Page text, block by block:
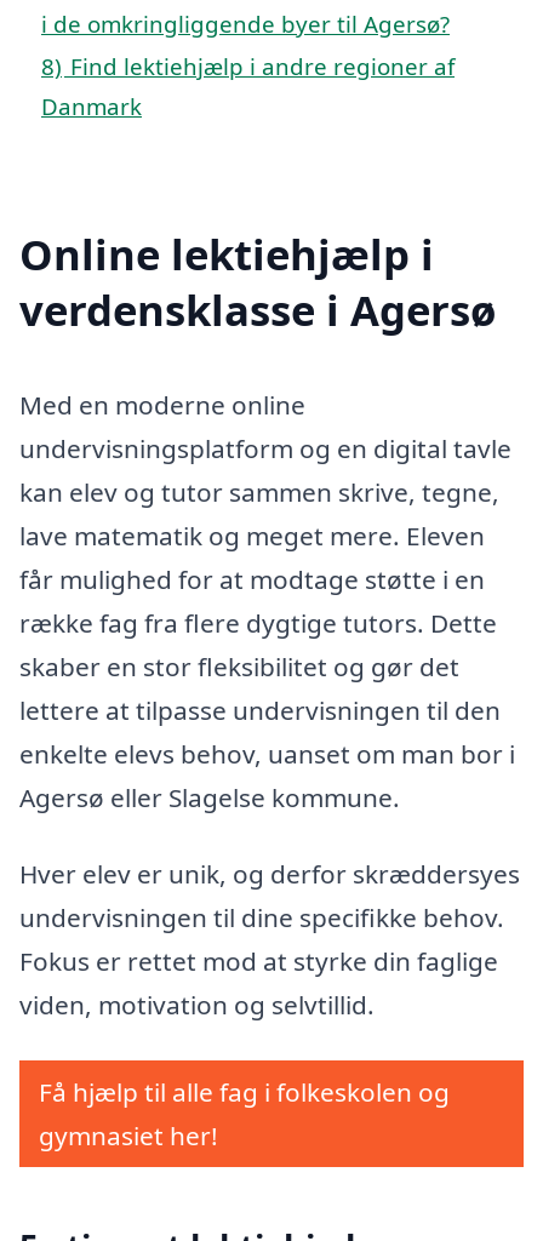
i de omkringliggende byer til Agersø?
8) Find lektiehjælp i andre regioner af
Danmark
Online lektiehjælp i
verdensklasse i Agersø
Med en moderne online
undervisningsplatform og en digital tavle
kan elev og tutor sammen skrive, tegne,
lave matematik og meget mere. Eleven
får mulighed for at modtage støtte i en
række fag fra flere dygtige tutors. Dette
skaber en stor fleksibilitet og gør det
lettere at tilpasse undervisningen til den
enkelte elevs behov, uanset om man bor i
Agersø eller Slagelse kommune.
Hver elev er unik, og derfor skræddersyes
undervisningen til dine specifikke behov.
Fokus er rettet mod at styrke din faglige
viden, motivation og selvtillid.
Få hjælp til alle fag i folkeskolen og
gymnasiet her!